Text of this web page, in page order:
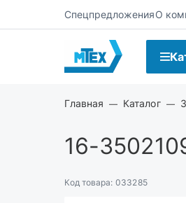
СпецпредложенияО
Главная Каталог
16-
Код товара: 033285